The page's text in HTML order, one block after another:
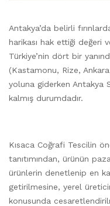
Antakya’da belirli
harikası hak ettiği değeri
Türkiye’nin dört bir
(Kastamonu, Rize,
yoluna giderken Antakya
kalmış durumdadır.
Kısaca Coğrafi Tescilin
tanıtımından, ürünün
ürünlerin denetlenip en
getirilmesine, yerel
konusunda